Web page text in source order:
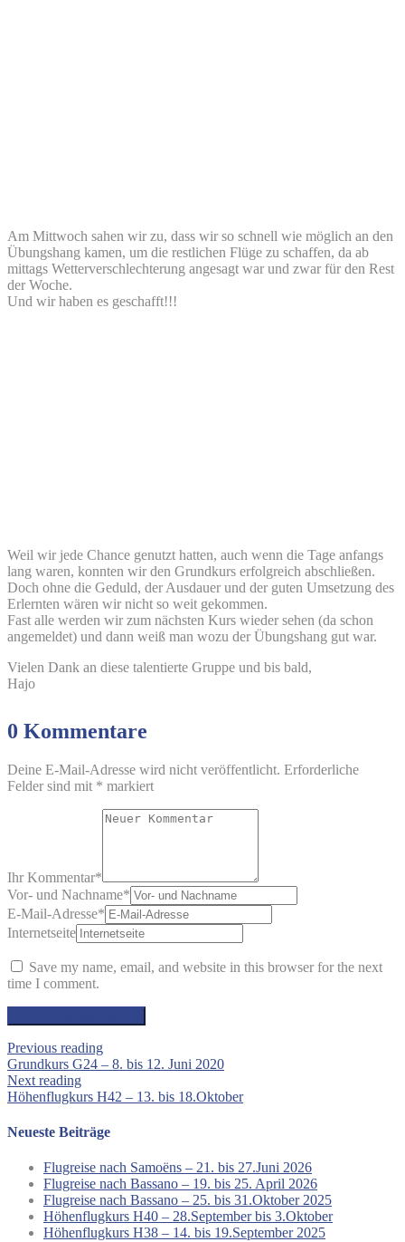
Am Mittwoch sahen wir zu, dass wir so schnell wie möglich an den
Übungshang kamen, um die restlichen Flüge zu schaffen, da ab
mittags Wetterverschlechterung angesagt war und zwar für den Rest
der Woche.
Und wir haben es geschafft!!!
Weil wir jede Chance genutzt hatten, auch wenn die Tage anfangs
lang waren, konnten wir den Grundkurs erfolgreich abschließen.
Doch ohne die Geduld, der Ausdauer und der guten Umsetzung des
Erlernten wären wir nicht so weit gekommen.
Fast alle werden wir zum nächsten Kurs wieder sehen (da schon
angemeldet) und dann weiß man wozu der Übungshang gut war.
Vielen Dank an diese talentierte Gruppe und bis bald,
Hajo
0 Kommentare
Deine E-Mail-Adresse wird nicht veröffentlicht. Erforderliche
Felder sind mit * markiert
Ihr Kommentar*
Vor- und Nachname*
E-Mail-Adresse*
Internetseite
Save my name, email, and website in this browser for the next
time I comment.
Previous reading
Grundkurs G24 – 8. bis 12. Juni 2020
Next reading
Höhenflugkurs H42 – 13. bis 18.Oktober
Neueste Beiträge
Flugreise nach Samoëns – 21. bis 27.Juni 2026
Flugreise nach Bassano – 19. bis 25. April 2026
Flugreise nach Bassano – 25. bis 31.Oktober 2025
Höhenflugkurs H40 – 28.September bis 3.Oktober
Höhenflugkurs H38 – 14. bis 19.September 2025